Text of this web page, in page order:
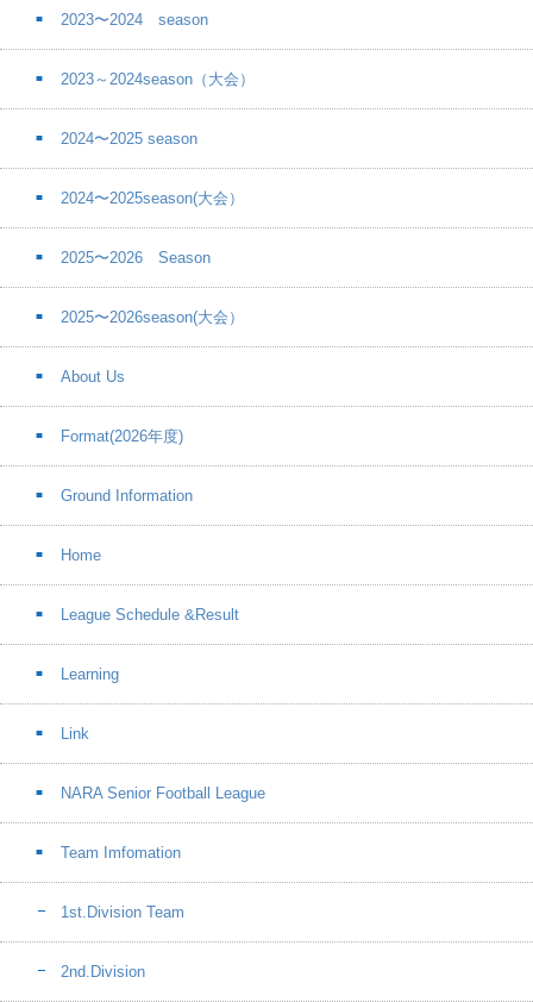
2023〜2024 season
2023～2024season（大会）
2024〜2025 season
2024〜2025season(大会）
2025〜2026 Season
2025〜2026season(大会）
About Us
Format(2026年度)
Ground Information
Home
League Schedule &Result
Learning
Link
NARA Senior Football League
Team Imfomation
1st.Division Team
2nd.Division